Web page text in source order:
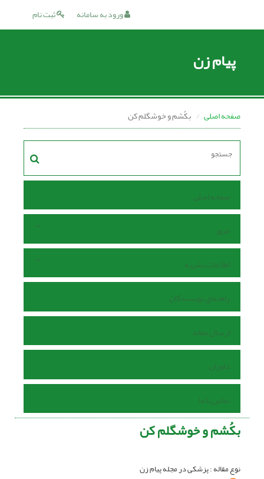
ثبت نام ورود به سامانه
پیام زن
صفحه اصلی بکُشم و خوشگلم کن
صفحه اصلی
مرور
اطلاعات نشریه
راهنمای نویسندگان
ارسال مقاله
داوران
تماس با ما
بکُشم و خوشگلم کن
نوع مقاله : پزشکی در مجله پیام زن